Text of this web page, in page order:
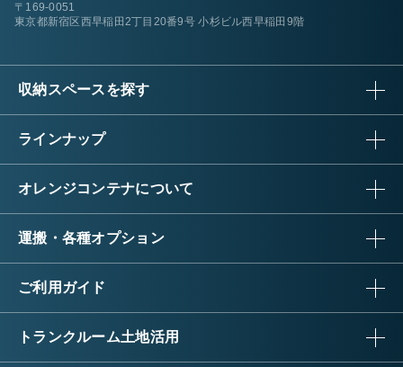
〒169-0051
東京都新宿区西早稲田2丁目20番9号 小杉ビル西早稲田9階
収納スペースを探す
ラインナップ
オレンジコンテナについて
運搬・各種オプション
ご利用ガイド
トランクルーム土地活用